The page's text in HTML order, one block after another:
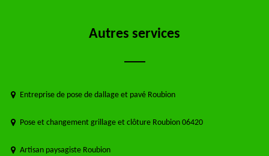
Autres services
Entreprise de pose de dallage et pavé Roubion
Pose et changement grillage et clôture Roubion 06420
Artisan paysagiste Roubion